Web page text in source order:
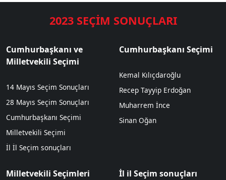
2023 SEÇİM SONUÇLARI
Cumhurbaşkanı ve
Milletvekili Seçimi
14 Mayıs Seçim Sonuçları
28 Mayıs Seçim Sonuçları
Cumhurbaşkanı Seçimi
Milletvekili Seçimi
İl İl Seçim sonuçları
Cumhurbaşkanı Seçimi
Kemal Kılıçdaroğlu
Recep Tayyip Erdoğan
Muharrem İnce
Sinan Oğan
Milletvekili Seçimleri İl il Seçim sonuçları